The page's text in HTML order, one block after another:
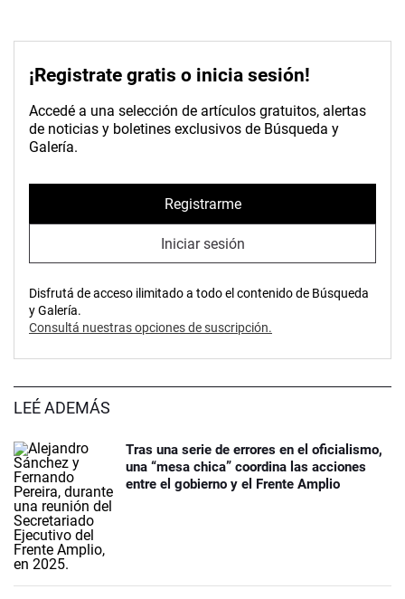
¡Registrate gratis o inicia sesión!
Accedé a una selección de artículos gratuitos, alertas
de noticias y boletines exclusivos de Búsqueda y
Galería.
Registrarme
Iniciar sesión
Disfrutá de acceso ilimitado a todo el contenido de Búsqueda
y Galería.
Consultá nuestras opciones de suscripción.
LEÉ ADEMÁS
Tras una serie de errores en el oficialismo,
una “mesa chica” coordina las acciones
entre el gobierno y el Frente Amplio